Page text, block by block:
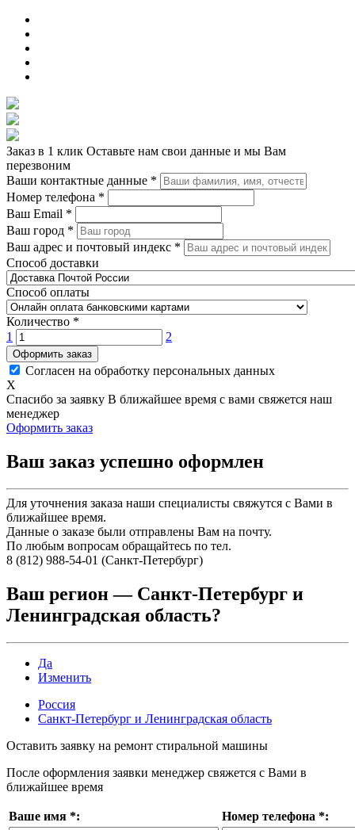
Заказ в 1 клик Оставьте нам свои данные и мы Вам
перезвоним
Ваши контактные данные *
Номер телефона *
Ваш Email *
Ваш город *
Ваш адрес и почтовый индекс *
Способ доставки
Способ оплаты
Количество *
1
2
Оформить заказ
Согласен на обработку персональных данных
X
Спасибо за заявку В ближайшее время с вами свяжется наш
менеджер
Оформить заказ
Ваш заказ успешно оформлен
Для уточнения заказа наши специалисты свяжутся с Вами в
ближайшее время.
Данные о заказе были отправлены Вам на почту.
По любым вопросам обращайтесь по тел.
8 (812) 988-54-01 (Санкт-Петербург)
Ваш регион — Санкт-Петербург и
Ленинградская область?
Да
Изменить
Россия
Санкт-Петербург и Ленинградская область
Оставить заявку на ремонт стиральной машины
После оформления заявки менеджер свяжется с Вами в
ближайшее время
Ваше имя *: Номер телефона *: